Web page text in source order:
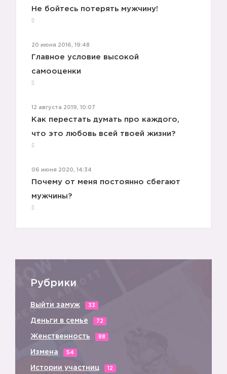
Не бойтесь потерять мужчину!
20 июня 2016, 19:48
Главное условие высокой
самооценки
12 августа 2019, 10:07
Как перестать думать про каждого,
что это любовь всей твоей жизни?
06 июня 2020, 14:34
Почему от меня постоянно сбегают
мужчины?
Рубрики
Выйти замуж 33
Деньги в семье 72
Женственность 88
Измена 54
Истории участниц 12